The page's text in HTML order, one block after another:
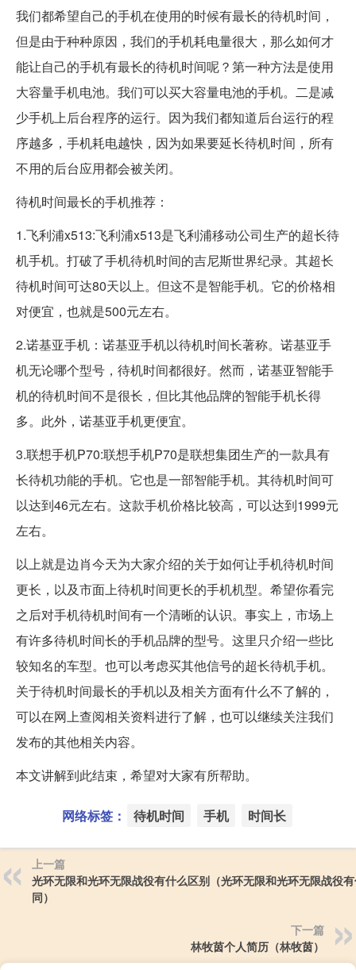
我们都希望自己的手机在使用的时候有最长的待机时间，
但是由于种种原因，我们的手机耗电量很大，那么如何才
能让自己的手机有最长的待机时间呢？第一种方法是使用
大容量手机电池。我们可以买大容量电池的手机。二是减
少手机上后台程序的运行。因为我们都知道后台运行的程
序越多，手机耗电越快，因为如果要延长待机时间，所有
不用的后台应用都会被关闭。
待机时间最长的手机推荐：
1.飞利浦x513:飞利浦x513是飞利浦移动公司生产的超长待
机手机。打破了手机待机时间的吉尼斯世界纪录。其超长
待机时间可达80天以上。但这不是智能手机。它的价格相
对便宜，也就是500元左右。
2.诺基亚手机：诺基亚手机以待机时间长著称。诺基亚手
机无论哪个型号，待机时间都很好。然而，诺基亚智能手
机的待机时间不是很长，但比其他品牌的智能手机长得
多。此外，诺基亚手机更便宜。
3.联想手机P70:联想手机P70是联想集团生产的一款具有
长待机功能的手机。它也是一部智能手机。其待机时间可
以达到46元左右。这款手机价格比较高，可以达到1999元
左右。
以上就是边肖今天为大家介绍的关于如何让手机待机时间
更长，以及市面上待机时间更长的手机机型。希望你看完
之后对手机待机时间有一个清晰的认识。事实上，市场上
有许多待机时间长的手机品牌的型号。这里只介绍一些比
较知名的车型。也可以考虑买其他信号的超长待机手机。
关于待机时间最长的手机以及相关方面有什么不了解的，
可以在网上查阅相关资料进行了解，也可以继续关注我们
发布的其他相关内容。
本文讲解到此结束，希望对大家有所帮助。
网络标签： 待机时间 手机 时间长
上一篇
光环无限和光环无限战役有什么区别（光环无限和光环无限战役
同）
下一篇
林牧茵个人简历（林牧茵）